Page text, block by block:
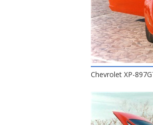
Chevrolet XP-